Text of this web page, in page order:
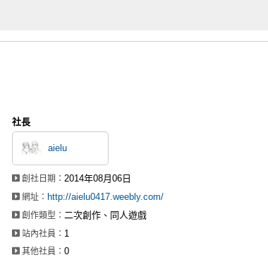
社長
aielu
創社日期： 2014年08月06日
網址： http://aielu0417.weebly.com/
創作類型： 二次創作、同人遊戲
站內社員： 1
其他社員： 0